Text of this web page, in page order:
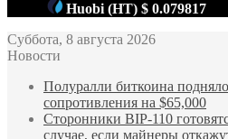
Huobi (HT) $ 0.079817
Суббота, 8 августа 2026
Новости
Полуралли биткоина
сопротивления на $65,000
Сторонники BIP-110
случае, если майнеры